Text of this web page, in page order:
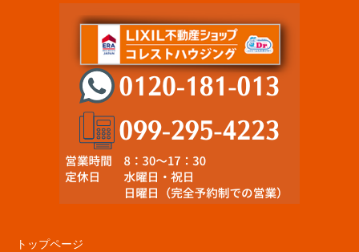
トップページ